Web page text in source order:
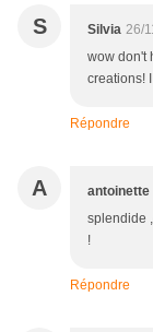
S Silvia 26/
wow don't
creations!
Répondre
A antoinette
splendide
!
Répondre